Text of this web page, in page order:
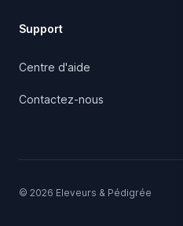
Support
Centre d'aide
Contactez-nous
© 2026 Eleveurs & Pédigrée